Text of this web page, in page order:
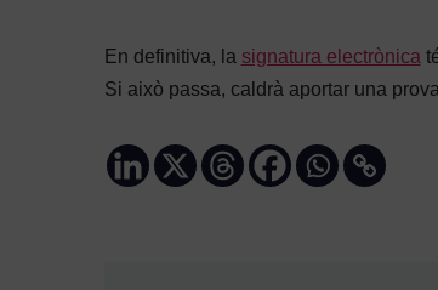
En definitiva, la signatura electrònica
Si això passa, caldrà aportar una